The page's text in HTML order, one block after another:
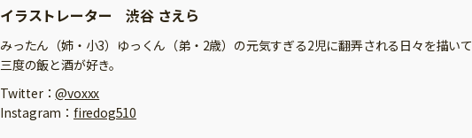
イラストレーター 渋谷 さえら
みったん（姉・小3）ゆっくん（弟・2歳）の元気すぎる2児に翻弄される日々を描いて
三度の飯と酒が好き。
Twitter：@voxxx
Instagram： firedog510